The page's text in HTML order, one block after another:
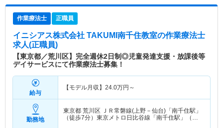
作業療法士 正職員
イニシアス株式会社 TAKUMI南千住教室の作業療法士
求人(正職員)
【東京都／荒川区】完全週休2日制◎児童発達支援・放課後等
デイサービスにて作業療法士募集！
給与
【モデル月収】 24.0万円～
勤務地
東京都 荒川区 ＪＲ常磐線(上野－仙台)「南千住駅」
（徒歩7分）東京メトロ日比谷線「南千住駅」（徒